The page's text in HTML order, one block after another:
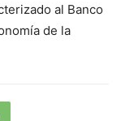
al Banco
de la